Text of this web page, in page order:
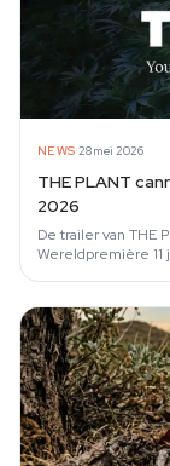
NEWS·28 mei 2026
THE PLANT
2026
De trailer van THE
Wereldpremière